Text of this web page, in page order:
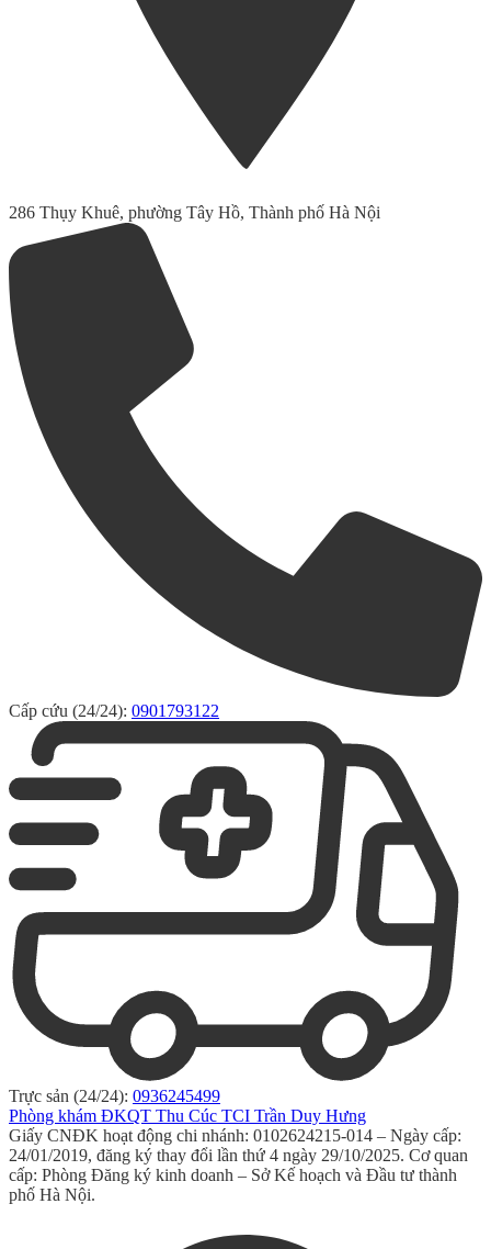
286 Thụy Khuê, phường Tây Hồ, Thành phố Hà Nội
Cấp cứu (24/24): 0901793122
Trực sản (24/24): 0936245499
Phòng khám ĐKQT Thu Cúc TCI Trần Duy Hưng
Giấy CNĐK hoạt động chi nhánh: 0102624215-014 – Ngày cấp:
24/01/2019, đăng ký thay đổi lần thứ 4 ngày 29/10/2025. Cơ quan
cấp: Phòng Đăng ký kinh doanh – Sở Kế hoạch và Đầu tư thành
phố Hà Nội.